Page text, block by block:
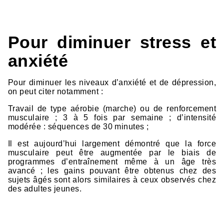
Pour diminuer stress et
anxiété
Pour diminuer les niveaux d’anxiété et de dépression,
on peut citer notamment :
Travail de type aérobie (marche) ou de renforcement
musculaire ; 3 à 5 fois par semaine ; d’intensité
modérée : séquences de 30 minutes ;
Il est aujourd’hui largement démontré que la force
musculaire peut être augmentée par le biais de
programmes d’entraînement même à un âge très
avancé ; les gains pouvant être obtenus chez des
sujets âgés sont alors similaires à ceux observés chez
des adultes jeunes.